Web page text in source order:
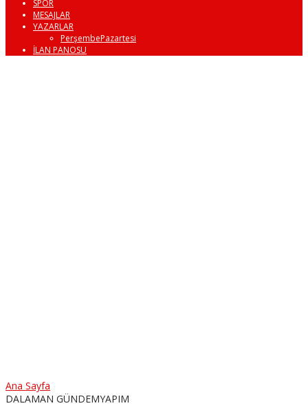
SPOR
MESAJLAR
YAZARLAR
PerşembePazartesi
İLAN PANOSU
Ana Sayfa
DALAMAN GÜNDEMYAPIM